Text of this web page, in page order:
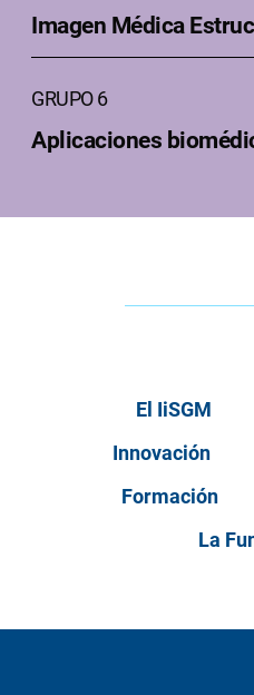
Imagen Médica
GRUPO 6
Aplicaciones
El IiSGM
Innovación
Formación
La